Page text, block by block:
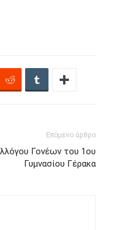
Επόμενο άρθρο
Γονέων του 1ου
Γυμνασίου Γέρακα